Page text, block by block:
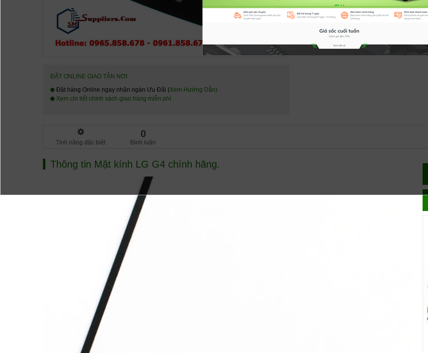
ĐẶT ONLINE GIAO TẬN NƠI
Đặt hàng Online ngay nhận ngàn Ưu Đãi (Xem Hướng Dẫn)
Xem chi tiết chính sách giao hàng miễn phí
Mua ngay
Tính năng đặc biệt
0
Bình luận
Thông tin Mặt kính LG G4 chính hãng.